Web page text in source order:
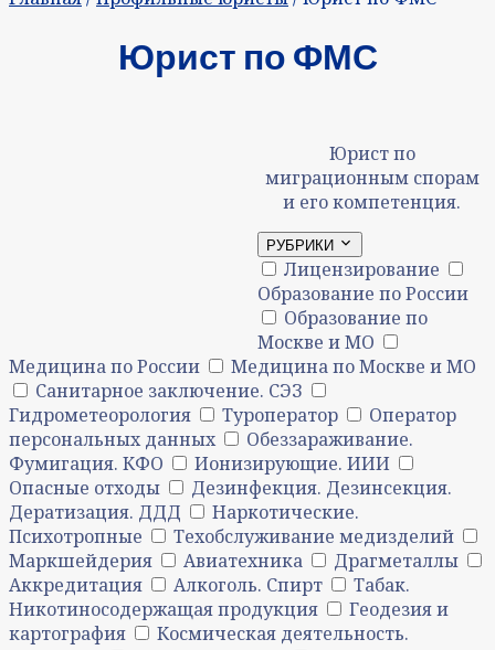
Юрист по ФМС
Юрист по
миграционным спорам
и его компетенция.
РУБРИКИ
Лицензирование
Образование по России
Образование по
Москве и МО
Медицина по России
Медицина по Москве и МО
Санитарное заключение. СЭЗ
Гидрометеорология
Туроператор
Оператор
персональных данных
Обеззараживание.
Фумигация. КФО
Ионизирующие. ИИИ
Опасные отходы
Дезинфекция. Дезинсекция.
Дератизация. ДДД
Наркотические.
Психотропные
Техобслуживание медизделий
Маркшейдерия
Авиатехника
Драгметаллы
Аккредитация
Алкоголь. Спирт
Табак.
Никотиносодержащая продукция
Геодезия и
картография
Космическая деятельность.